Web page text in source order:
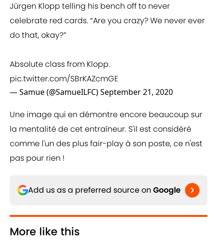
Jürgen Klopp telling his bench off to never
celebrate red cards. “Are you crazy? We never ever
do that, okay?”
Absolute class from Klopp.
pic.twitter.com/SBrKAZcmGE
— Samue (@SamueILFC)September 21, 2020
Une image qui en démontre encore beaucoup sur
la mentalité de cet entraîneur. S'il est considéré
comme l'un des plus fair-play à son poste, ce n'est
pas pour rien !
Add us as a preferred source on Google
More like this